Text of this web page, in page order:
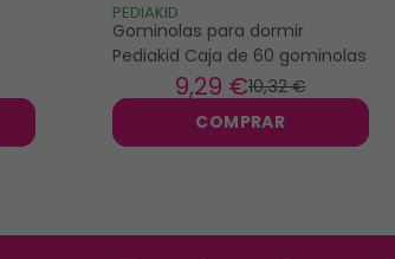
PEDIAKID
Gominolas para dormir
Pediakid Caja de 60 gominolas
10,32 €
9,29 €
COMPRAR